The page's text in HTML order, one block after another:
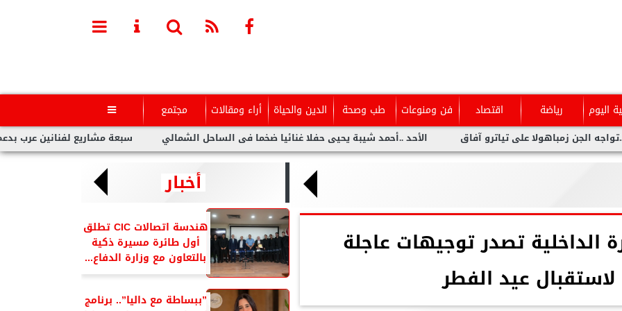
اليوم رياضة اقتصاد فن ومنوعات طب وصحة الدين والحياة أراء ومقالات مجتمع 
سبعة مشاريع لفنانين عرب بدعم من الأحد ..أحمد شيبة يحيى حفلا غنائيا ضخما فى الساحل الشمالي زمباهولا على تياترو آفاق
الداخلية تصدر توجيهات عاجلة
لاستقبال عيد الفطر
أخبار
هندسة اتصالات CIC تطلق
أول طائرة مسيرة ذكية
بالتعاون مع وزارة الدفاع...
”ببساطة مع داليا”.. برنامج